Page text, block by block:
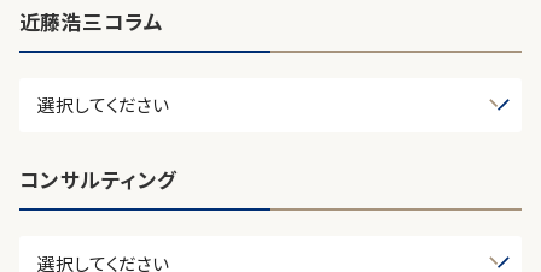
近藤浩三コラム
コンサルティング